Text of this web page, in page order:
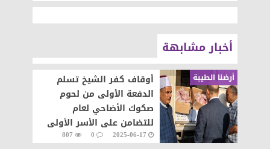
أخبار مشابهة
أرضنا الطيبة
أوقاف كفر الشيخ تسلم
الدفعة الأولى من لحوم
صكوك الأضاحي لعام
للتضامن على الأسر الأولى
بالرعاية
2025-06-17
0
807